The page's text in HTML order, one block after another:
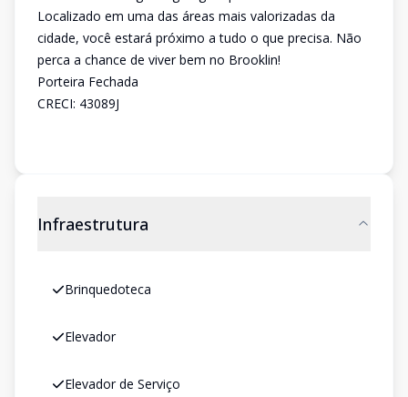
Localizado em uma das áreas mais valorizadas da
cidade, você estará próximo a tudo o que precisa. Não
perca a chance de viver bem no Brooklin!
Porteira Fechada
CRECI: 43089J
Infraestrutura
Brinquedoteca
Elevador
Elevador de Serviço